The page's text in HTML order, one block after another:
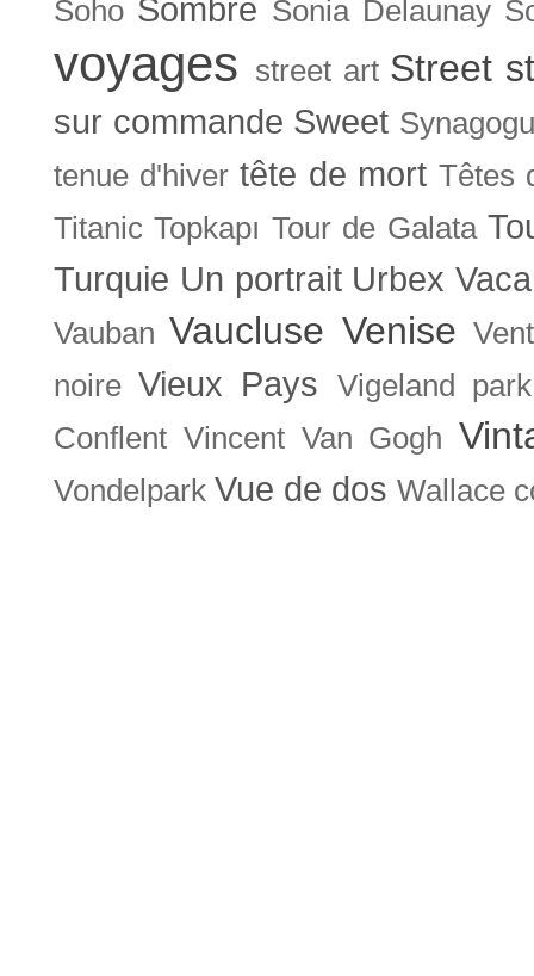
Soho Sombre Sonia Delaunay
voyages street art Street
sur commande Sweet
tenue d'hiver tête de mort Têtes
Titanic Topkapı Tour de Galata
Turquie Un portrait Urbex
Vauban Vaucluse Venise
noire Vieux Pays
Vigeland park
Conflent Vincent Van Gogh
Vondelpark Vue de dos Wallace